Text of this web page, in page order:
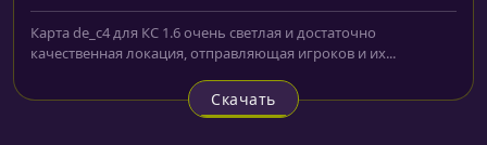
Карта de_c4 для КС 1.6 очень светлая и достаточно
качественная локация, отправляющая игроков и их...
Скачать